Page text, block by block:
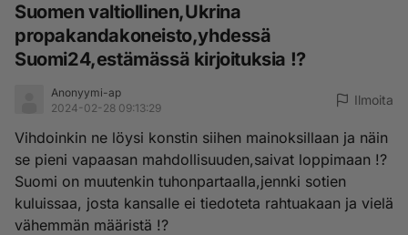
Suomen valtiollinen,Ukrina
propakandakoneisto,yhdessä
Suomi24,estämässä kirjoituksia !?
Anonyymi-ap
2024-02-28 09:13:29
Ilmoita
Vihdoinkin ne löysi konstin siihen mainoksillaan ja näin
se pieni vapaasan mahdollisuuden,saivat loppimaan !?
Suomi on muutenkin tuhonpartaalla,jennki sotien
kuluissaa, josta kansalle ei tiedoteta rahtuakaan ja vielä
vähemmän määristä !?